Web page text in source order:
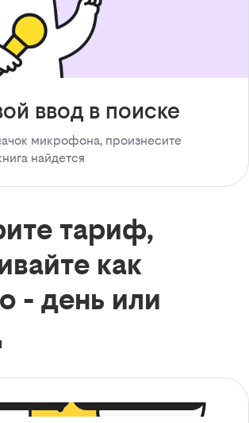
ввод в поиске
микрофона, произнесите
найдется
тариф,
как
- день или